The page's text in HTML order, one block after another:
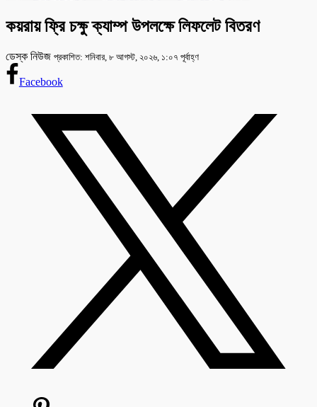
কয়রায় ফ্রি চক্ষু ক্যাম্প উপলক্ষে লিফলেট বিতরণ
ডেস্ক নিউজ প্রকাশিত: শনিবার, ৮ আগস্ট, ২০২৬, ১:০৭ পূর্বাহ্ণ
Facebook